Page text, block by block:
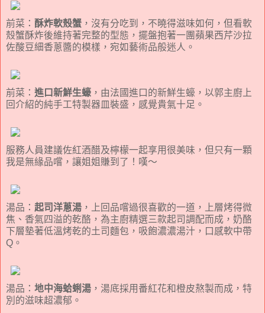
前菜： 酥炸軟殼蟹 ，沒有分吃到，不曉得滋味如何，但看軟
殼蟹酥炸後維持著完整的型態，擺盤抱著一團蘋果西芹沙拉
佐酸豆細香蔥醬的模樣，宛如藝術品般迷人。
前菜： 進口新鮮生蠔 ，由法國進口的新鮮生蠔，以郭主廚上
回介紹的純手工特製器皿裝盛，感覺貴氣十足。
服務人員建議佐紅酒醋及檸檬一起享用很美味，但只有一顆
我是無緣品嚐，讓姐姐賺到了！嘆～
湯品： 起司洋蔥湯 ，上回品嚐過很喜歡的一道，上層烤得微
焦、香氣四溢的乾酪，為主廚精選三款起司調配而成，奶酪
下層墊著低溫烤乾的土司麵包，吸飽濃濃湯汁，口感軟中帶
Q。
湯品： 地中海蛤蜊湯 ，湯底採用番紅花和橙皮熬製而成，特
別的滋味超濃郁。